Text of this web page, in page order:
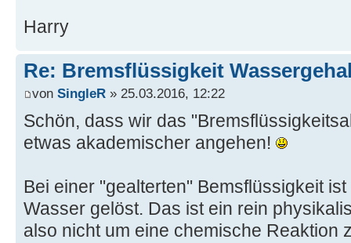
Harry
Re: Bremsflüssigkeit
von SingleR » 25.03.2016, 12:22
Schön, dass wir das
etwas akademischer angehen!
Bei einer "gealterten" Bemsflüssigkeit
Wasser gelöst. Das ist ein rein
also nicht um eine chemische Reaktion